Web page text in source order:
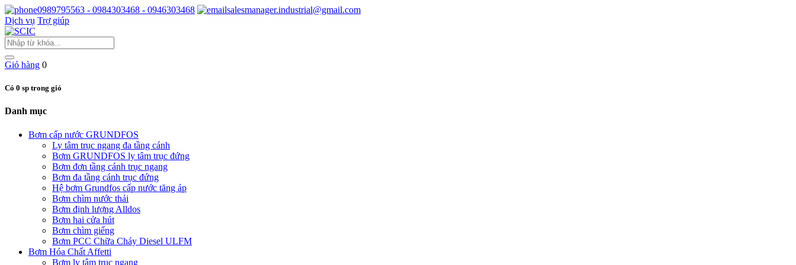
0989795563 - 0984303468 - 0946303468
salesmanager.industrial@gmail.com
Dịch vụ Trợ giúp
Giỏ hàng 0
Có 0 sp trong giỏ
Danh mục
Bơm cấp nước GRUNDFOS
Ly tâm trục ngang đa tầng cánh
Bơm GRUNDFOS ly tâm trục đứng
Bơm đơn tầng cánh trục ngang
Bơm đa tầng cánh trục đứng
Hệ bơm Grundfos cấp nước tăng áp
Bơm chìm nước thải
Bơm định lượng Alldos
Bơm hai cửa hút
Bơm chìm giếng
Bơm PCC Chữa Cháy Diesel ULFM
Bơm Hóa Chất Affetti
Bơm ly tâm trục ngang